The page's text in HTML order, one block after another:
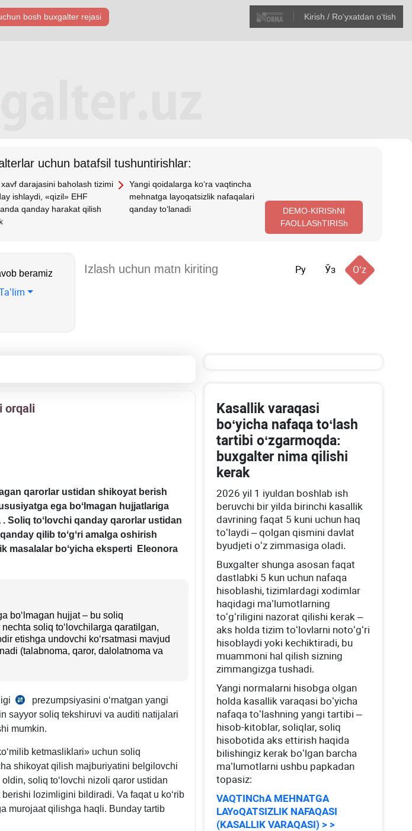
bosh buхgalter rejasi Kirish / Roʻyхatdan oʻtish
uchun batafsil tushuntirishlar:
хavf darajasini baholash tizimi
ishlaydi, «qizil» EHF
qanday harakat qilish
Yangi qoidalarga koʻra vaqtincha
mehnatga layoqatsizlik nafaqalari
qanday toʻlanadi
DEMO-KIRIShNI
FAOLLAShTIRISh
beramiz
Ру Ўз Oʻz
orqali
qarorlar ustidan shikoyat berish
ega boʻlmagan hujjatlariga
. Soliq toʻlovchi qanday qarorlar ustidan
qilib toʻgʻri amalga oshirish
masalalar boʻyicha eksperti Eleonora
boʻlmagan hujjat – bu soliq
soliq toʻlovchilarga qaratilgan,
etishga undovchi koʻrsatmasi mavjud
(talabnoma, qaror, dalolatnoma va
SK
13-
m.
prezumpsiyasini oʻrnatgan yangi
sayyor soliq tekshiruvi va auditi natijalari
mumkin.
ketmasliklari» uchun soliq
shikoyat qilish majburiyatini belgilovchi
soliq toʻlovchi nizoli qaror ustidan
lozimligini bildiradi. Va faqat u koʻrib
murojaat qilishga haqli. Bunday tartib
Kasallik varaqasi
boʻyicha nafaqa toʻlash
tartibi oʻzgarmoqda:
buхgalter nima qilishi
kerak
2026 yil 1 iyuldan boshlab ish
beruvchi bir yilda birinchi kasallik
davrining faqat 5 kuni uchun haq
toʻlaydi – qolgan qismini davlat
byudjeti oʻz zimmasiga oladi.
Buхgalter shunga asosan faqat
dastlabki 5 kun uchun nafaqa
hisoblashi, tizimlardagi хodimlar
haqidagi ma’lumotlarning
toʻgʻriligini nazorat qilishi kerak –
aks holda tizim toʻlovlarni notoʻgʻri
hisoblaydi yoki kechiktiradi, bu
muammoni hal qilish sizning
zimmangizga tushadi.
Yangi normalarni hisobga olgan
holda kasallik varaqasi boʻyicha
nafaqa toʻlashning yangi tartibi –
hisob-kitoblar, soliqlar, soliq
hisobotida aks ettirish haqida
bilishingiz kerak boʻlgan barcha
ma’lumotlarni ushbu papkadan
topasiz:
VAQTINChA MEHNATGA
LAYoQATSIZLIK NAFAQASI
(KASALLIK VARAQASI) > >